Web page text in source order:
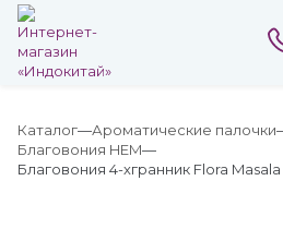
Каталог Ароматические палочки
Благовония HEM
Благовония 4-хгранник Flora